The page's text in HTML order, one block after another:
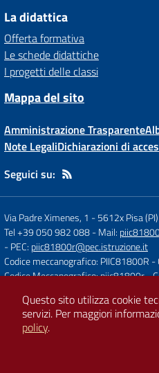
La didattica
Offerta formativa
Le schede didattiche
I progetti delle classi
Mappa del sito
Amministrazione Trasparente
Note LegaliDichiarazioni di
Seguici su:
Via Padre Ximenes, 1 -5612x Pisa (PI)
Tel +39 050 982 088- Mail:
- PEC: piic81800r@pec.istruzione.it
Codice meccanografico: PIIC81800R -
Codice Meccanografico: piic81800r-
Questo sito utilizza cookie
servizi. Per maggiori
policy.